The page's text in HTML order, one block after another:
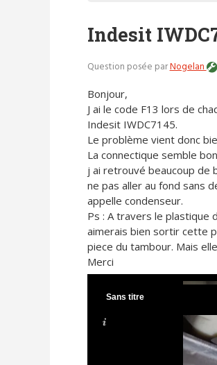
Indesit
Question posée parNogelan
Bonjour,
J ai le code F13 lors de
Indesit IWDC7145.
Le problème vient donc
La connectique semble
j ai retrouvé beaucoup de
ne pas aller au fond sans
appelle condenseur.
Ps : A travers le plastique
aimerais bien sortir cette
piece du tambour. Mais
Merci
Sans titre